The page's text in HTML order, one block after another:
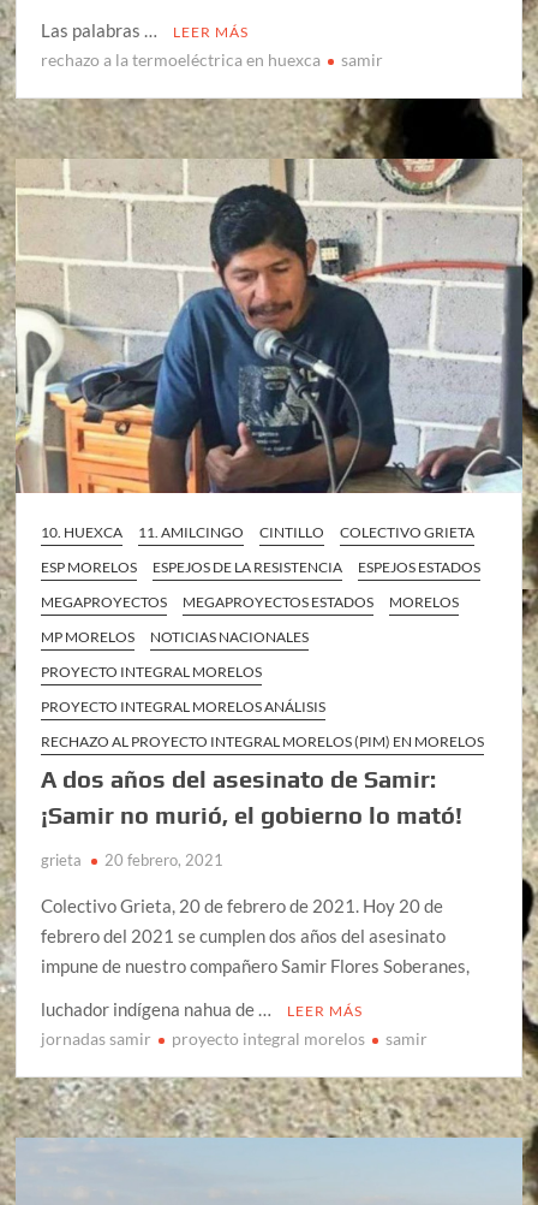
Las palabras …
LEER MÁS
rechazo a la termoeléctrica en huexca samir
10. HUEXCA 11. AMILCINGO CINTILLO
COLECTIVO GRIETA
ESP MORELOS
ESPEJOS DE LA RESISTENCIA
ESPEJOS ESTADOS
MEGAPROYECTOS
MEGAPROYECTOS ESTADOS
MORELOS
MP MORELOS
NOTICIAS NACIONALES
PROYECTO INTEGRAL MORELOS
PROYECTO INTEGRAL MORELOS ANÁLISIS
RECHAZO AL PROYECTO INTEGRAL MORELOS (PIM) EN MORELOS
A dos años del asesinato de Samir:
¡Samir no murió, el gobierno lo mató!
grieta 20 febrero, 2021
Colectivo Grieta, 20 de febrero de 2021. Hoy 20 de
febrero del 2021 se cumplen dos años del asesinato
impune de nuestro compañero Samir Flores Soberanes,
luchador indígena nahua de …
LEER MÁS
jornadas samir proyecto integral morelos samir